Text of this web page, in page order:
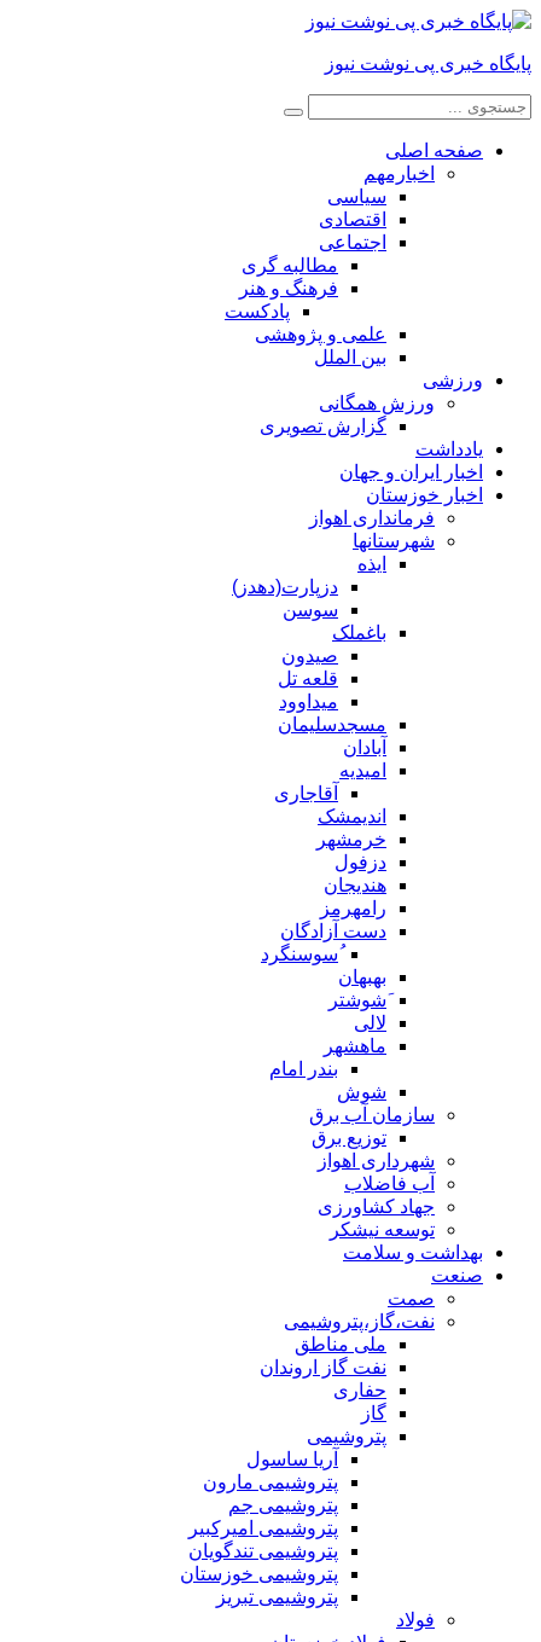
پایگاه خبری پی نوشت نیوز
صفحه اصلی
اخبارمهم
سیاسی
اقتصادی
اجتماعی
مطالبه گری
فرهنگ و هنر
پادکست
علمی و پژوهشی
بین الملل
ورزشی
ورزش همگانی
گزارش تصویری
یادداشت
اخبار ایران و جهان
اخبار خوزستان
فرمانداری اهواز
شهرستانها
ایذه
دزپارت(دهدز)
سوسن
باغملک
صیدون
قلعه تل
میداوود
مسجدسلیمان
آبادان
امیدیه
آقاجاری
اندیمشک
خرمشهر
دزفول
هندیجان
رامهرمز
دست آزادگان
ُسوسنگرد
بهبهان
َشوشتر
لالی
ماهشهر
بندر امام
شوش
سازمان آب برق
توزیع برق
شهرداری اهواز
آب فاضلاب
جهاد کشاورزی
توسعه نیشکر
بهداشت و سلامت
صنعت
صمت
نفت،گاز،پتروشیمی
ملی مناطق
نفت گاز اروندان
حفاری
گاز
پتروشیمی
آریا ساسول
پتروشیمی مارون
پتروشیمی جم
پتروشیمی امیرکبیر
پتروشیمی تندگویان
پتروشیمی خوزستان
پتروشیمی تبریز
فولاد